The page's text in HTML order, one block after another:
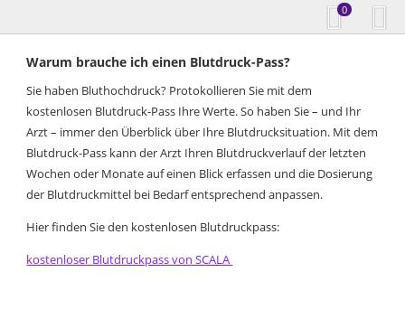
0
Warum brauche ich einen Blutdruck-Pass?
Sie haben Bluthochdruck? Protokollieren Sie mit dem
kostenlosen Blutdruck-Pass Ihre Werte. So haben Sie – und Ihr
Arzt – immer den Überblick über Ihre Blutdrucksituation. Mit dem
Blutdruck-Pass kann der Arzt Ihren Blutdruckverlauf der letzten
Wochen oder Monate auf einen Blick erfassen und die Dosierung
der Blutdruckmittel bei Bedarf entsprechend anpassen.
Hier finden Sie den kostenlosen Blutdruckpass:
kostenloser Blutdruckpass von SCALA